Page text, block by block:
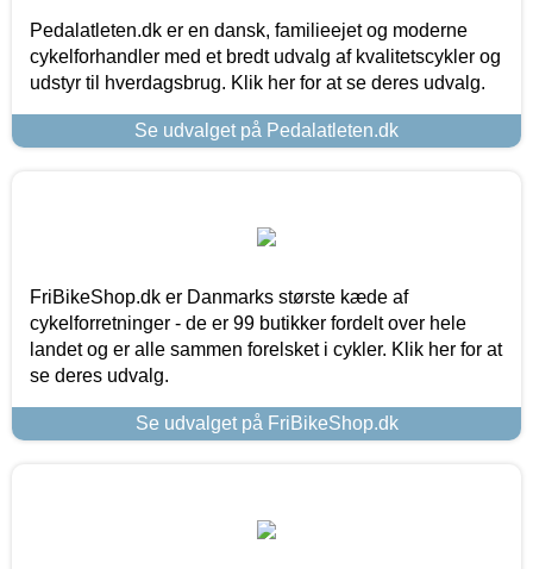
Pedalatleten.dk er en dansk, familieejet og moderne
cykelforhandler med et bredt udvalg af kvalitetscykler og
udstyr til hverdagsbrug. Klik her for at se deres udvalg.
Se udvalget på Pedalatleten.dk
FriBikeShop.dk er Danmarks største kæde af
cykelforretninger - de er 99 butikker fordelt over hele
landet og er alle sammen forelsket i cykler. Klik her for at
se deres udvalg.
Se udvalget på FriBikeShop.dk